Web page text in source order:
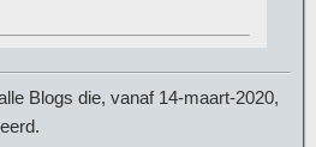
Blogs die, vanaf 14-maart-2020,